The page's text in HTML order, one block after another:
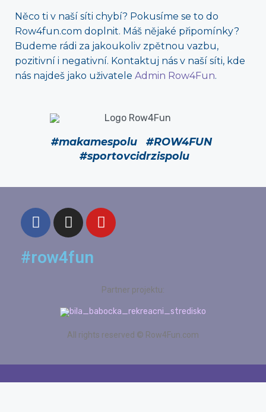
Něco ti v naší síti chybí? Pokusíme se to do
Row4fun.com doplnit. Máš nějaké připomínky?
Budeme rádi za jakoukoliv zpětnou vazbu,
pozitivní i negativní. Kontaktuj nás v naší síti, kde
nás najdeš jako uživatele Admin Row4Fun.
#makamespolu #ROW4FUN
#sportovcidrzispolu
#row4fun
Partner projektu:
All rights reserved © Row4Fun.com